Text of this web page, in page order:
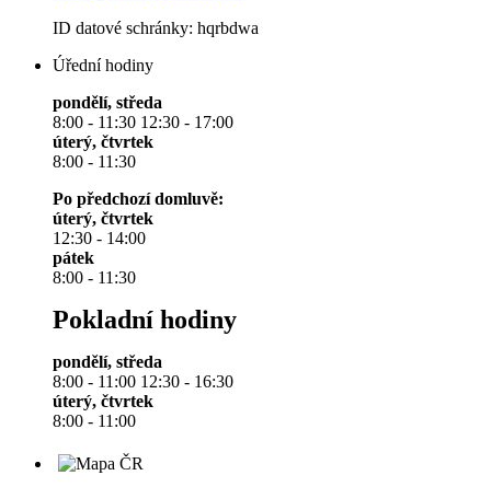
ID datové schránky: hqrbdwa
Úřední hodiny
pondělí, středa
8:00 - 11:30 12:30 - 17:00
úterý, čtvrtek
8:00 - 11:30
Po předchozí domluvě:
úterý, čtvrtek
12:30 - 14:00
pátek
8:00 - 11:30
Pokladní hodiny
pondělí, středa
8:00 - 11:00 12:30 - 16:30
úterý, čtvrtek
8:00 - 11:00